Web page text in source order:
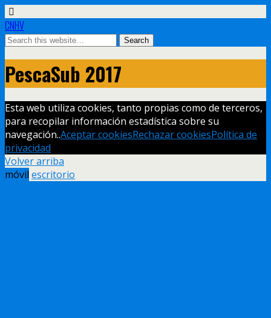
CNHV
PescaSub 2017
Esta web utiliza cookies, tanto propias como de terceros,
para recopilar información estadística sobre su
navegación..Aceptar cookiesRechazar cookiesPolítica de
privacidad
Volver arriba
móvil escritorio